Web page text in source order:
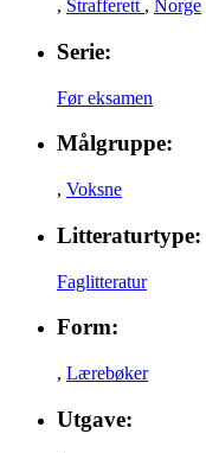
, Strafferett , Norge
Serie:
Før eksamen
Målgruppe:
, Voksne
Litteraturtype:
Faglitteratur
Form:
, Lærebøker
Utgave: